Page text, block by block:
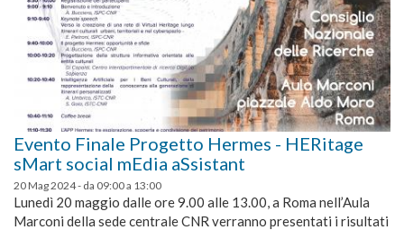
Evento Finale Progetto Hermes - HERitage
sMart social mEdia aSsistant
20 Mag 2024 - da 09:00a 13:00
Lunedì 20 maggio dalle ore 9.00 alle 13.00, a Roma nell’Aula
Marconi della sede centrale CNR verranno presentati i risultati